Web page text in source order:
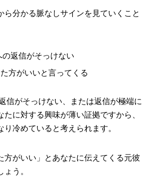
ら分かる脈なしサインを見ていくこと
の返信がそっけない
方がいいと言ってくる
信がそっけない、または返信が極端に
たに対する興味が薄い証拠ですから、
り冷めていると考えられます。
方がいい」とあなたに伝えてくる元彼
う。